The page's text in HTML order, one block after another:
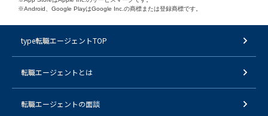
※Android、Google PlayはGoogle Inc.の商標または登録商標です。
type転職エージェントTOP
転職エージェントとは
転職エージェントの面談